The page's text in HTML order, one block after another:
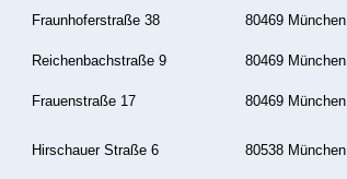
Fraunhoferstraße 38 80469 München
Reichenbachstraße 9 80469 München
Frauenstraße 17 80469 München
Hirschauer Straße 6 80538 München